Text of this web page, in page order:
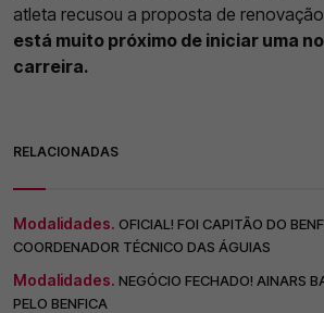
atleta recusou a proposta de
está muito próximo de iniciar uma
carreira.
RELACIONADAS
Modalidades. OFICIAL! FOI CAPITÃO DO
COORDENADOR TÉCNICO DAS ÁGUIAS
Modalidades. NEGÓCIO FECHADO! AINARS
PELO BENFICA